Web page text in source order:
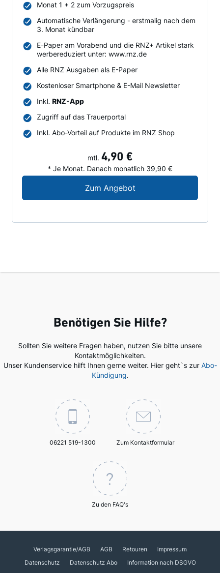
Monat 1 + 2 zum Vorzugspreis
Automatische Verlängerung - erstmalig nach dem
3. Monat kündbar
E-Paper am Vorabend und die RNZ+ Artikel stark
werbereduziert unter: www.rnz.de
Alle RNZ Ausgaben als E-Paper
Kostenloser Smartphone & E-Mail Newsletter
Inkl. RNZ-App
Zugriff auf das Trauerportal
Inkl. Abo-Vorteil auf Produkte im RNZ Shop
mtl. 4,90 €
* Je Monat. Danach monatlich 39,90 €
Zum AngebotDigital-Angebot für
Benötigen Sie Hilfe?
Sollten Sie weitere Fragen haben, nutzen Sie bitte unsere
Kontaktmöglichkeiten.
Unser Kundenservice hilft Ihnen gerne weiter. Hier geht`s zur Abo-
Kündigung.
06221 519-1300 Zum Kontaktformular
Zu den FAQ's
Verlagsgarantie/AGB AGB Retouren
Impressum
Datenschutz
Datenschutz Abo
Information nach DSGVO